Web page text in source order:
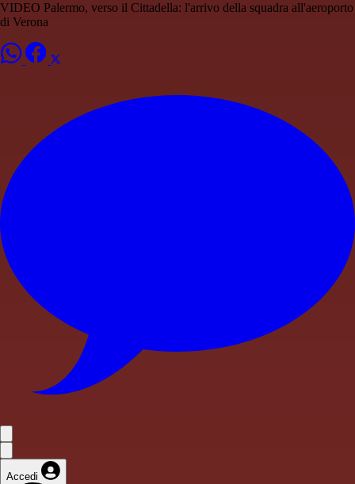
VIDEO Palermo, verso il Cittadella: l'arrivo della squadra all'aeroporto
di Verona
Accedi